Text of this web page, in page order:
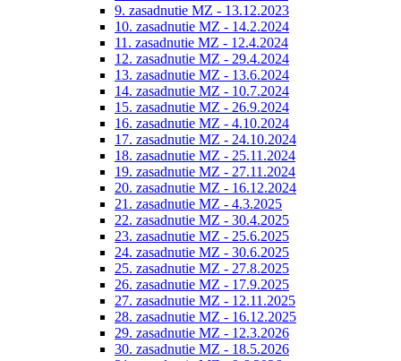
9. zasadnutie MZ - 13.12.2023
10. zasadnutie MZ - 14.2.2024
11. zasadnutie MZ - 12.4.2024
12. zasadnutie MZ - 29.4.2024
13. zasadnutie MZ - 13.6.2024
14. zasadnutie MZ - 10.7.2024
15. zasadnutie MZ - 26.9.2024
16. zasadnutie MZ - 4.10.2024
17. zasadnutie MZ - 24.10.2024
18. zasadnutie MZ - 25.11.2024
19. zasadnutie MZ - 27.11.2024
20. zasadnutie MZ - 16.12.2024
21. zasadnutie MZ - 4.3.2025
22. zasadnutie MZ - 30.4.2025
23. zasadnutie MZ - 25.6.2025
24. zasadnutie MZ - 30.6.2025
25. zasadnutie MZ - 27.8.2025
26. zasadnutie MZ - 17.9.2025
27. zasadnutie MZ - 12.11.2025
28. zasadnutie MZ - 16.12.2025
29. zasadnutie MZ - 12.3.2026
30. zasadnutie MZ - 18.5.2026